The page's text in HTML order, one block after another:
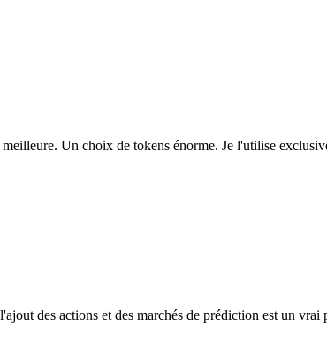
Un choix de tokens énorme. Je l'utilise
des actions et des marchés de prédiction est un